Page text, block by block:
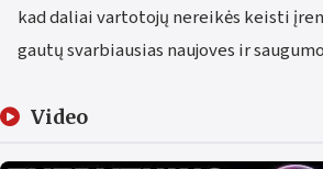
kad daliai vartotojų nereikės keisti
gautų svarbiausias naujoves ir
Video